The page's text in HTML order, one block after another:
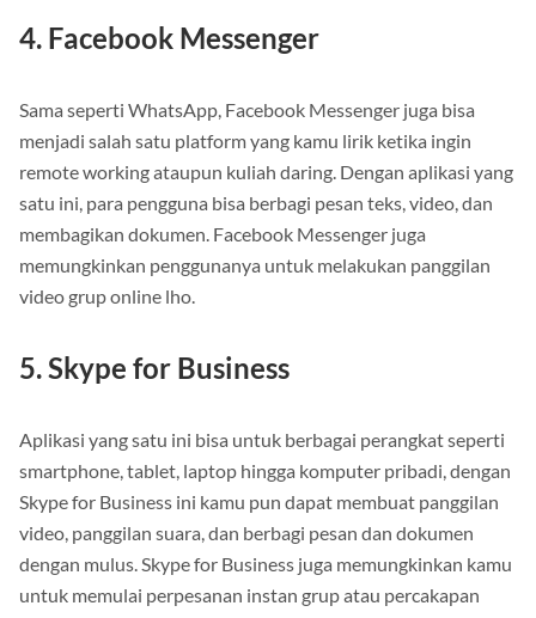
4. Facebook Messenger
Sama seperti WhatsApp, Facebook Messenger juga bisa
menjadi salah satu platform yang kamu lirik ketika ingin
remote working ataupun kuliah daring. Dengan aplikasi yang
satu ini, para pengguna bisa berbagi pesan teks, video, dan
membagikan dokumen. Facebook Messenger juga
memungkinkan penggunanya untuk melakukan panggilan
video grup online lho.
5. Skype for Business
Aplikasi yang satu ini bisa untuk berbagai perangkat seperti
smartphone, tablet, laptop hingga komputer pribadi, dengan
Skype for Business ini kamu pun dapat membuat panggilan
video, panggilan suara, dan berbagi pesan dan dokumen
dengan mulus. Skype for Business juga memungkinkan kamu
untuk memulai perpesanan instan grup atau percakapan